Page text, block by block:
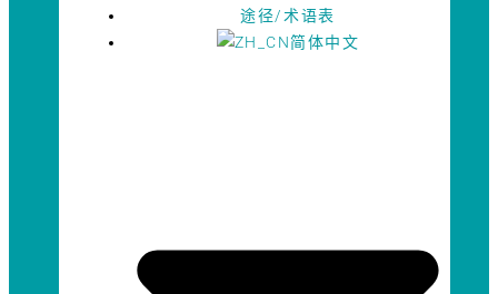
途径/术语表
简体中文